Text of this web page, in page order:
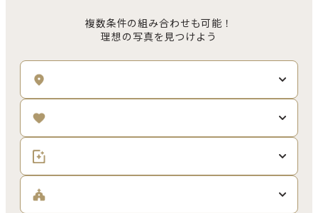
複数条件の組み合わせも可能！
理想の写真を見つけよう